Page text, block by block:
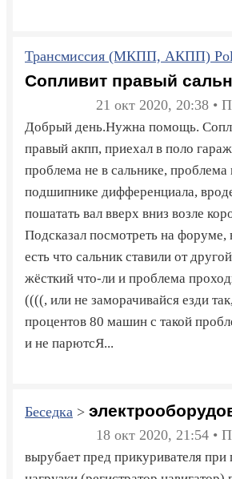
Трансмиссия (МКПП, АКПП)
Сопливит правый
21 окт 2020, 20:38 •
Добрый день.Нужна помощь.
правый акпп, приехал в поло
проблема не в сальнике, проблема
подшипнике дифференциала,
пошатать вал вверх вниз возле
Подсказал посмотреть на форуме,
есть что сальник ставили от
жёсткий что-ли и проблема
((((, или не заморачивайся езди
процентов 80 машин с такой
и не парютсЯ...
Беседка >
18 окт 2020, 21:54 •
вырубает пред прикуривателя